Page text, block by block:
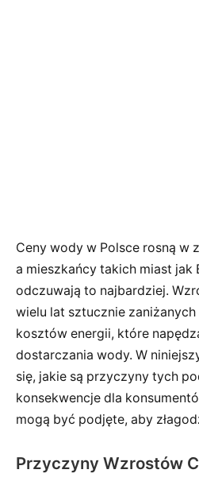
Ceny wody w Polsce rosną w
a mieszkańcy takich miast jak
odczuwają to najbardziej.
wielu lat sztucznie
kosztów energii, które
dostarczania wody. W
się, jakie są przyczyny tych
konsekwencje dla
mogą być podjęte, aby
Przyczyny Wzrostów